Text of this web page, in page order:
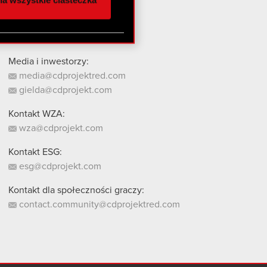
innymi danymi
z naszej witryny,
Media i inwestorzy:
media@cdprojektred.com
gielda@cdprojekt.com
Kontakt WZA:
wza@cdprojekt.com
Kontakt ESG:
esg@cdprojekt.com
Kontakt dla społeczności graczy:
contact.community@cdprojektred.com